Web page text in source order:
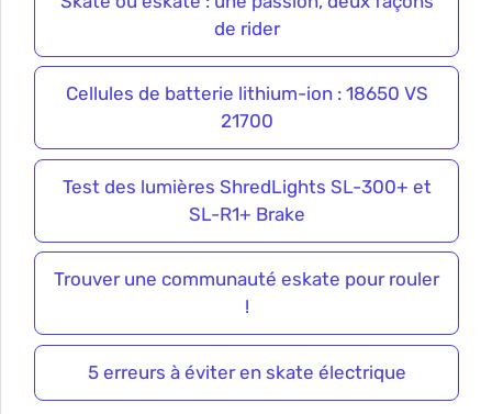
de rider
Cellules de batterie lithium-ion : 18650 VS
21700
Test des lumières ShredLights SL-300+ et
SL-R1+ Brake
Trouver une communauté eskate pour rouler
!
5 erreurs à éviter en skate électrique